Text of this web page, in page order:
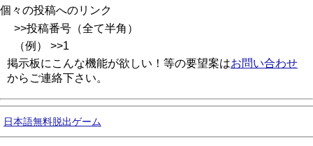
個々の投稿へのリンク
>>投稿番号（全て半角）
（例） >>1
掲示板にこんな機能が欲しい！等の要望案はお問い合わせ
からご連絡下さい。
日本語無料脱出ゲーム